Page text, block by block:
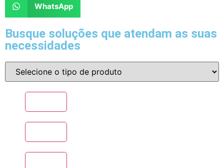
WhatsApp
Busque soluções que atendam as suas
necessidades